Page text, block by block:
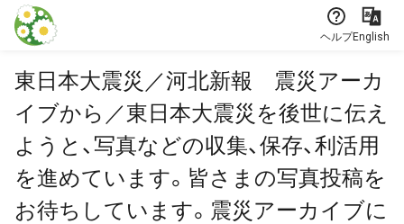
本文に飛ぶ
ヘルプEnglish
東日本大震災／河北新報 震災アーカ
イブから／東日本大震災を後世に伝え
ようと、写真などの収集、保存、利活用
を進めています。皆さまの写真投稿を
お待ちしています。震災アーカイブに